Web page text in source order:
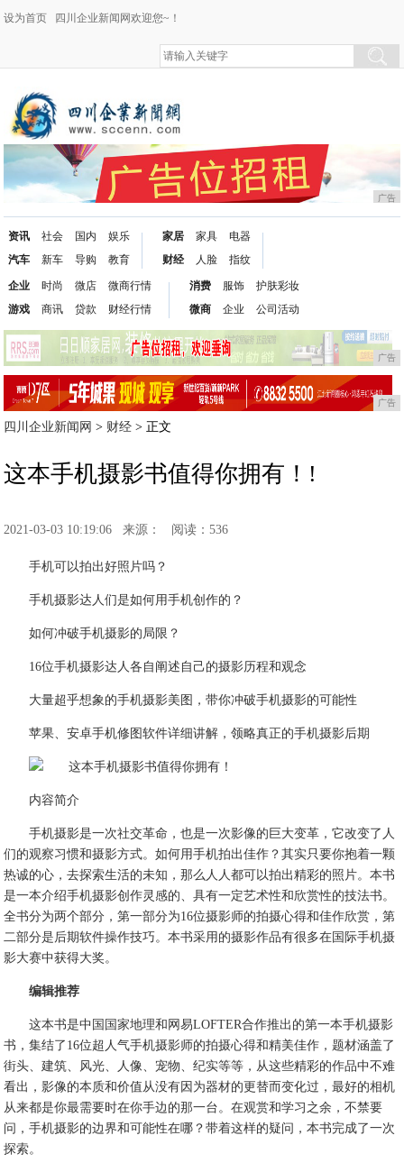
设为首页 四川企业新闻网欢迎您~！
广告
资讯
汽车
社会
新车
国内
导购
娱乐
教育
家居
财经
家具
人脸
电器
指纹
企业
游戏
时尚
商讯
微店
贷款
微商行情
财经行情
消费
微商
服饰
企业
护肤彩妆
公司活动
广告
广告
四川企业新闻网 > 财经 > 正文
这本手机摄影书值得你拥有！!
2021-03-03 10:19:06 来源： 阅读：536
手机可以拍出好照片吗？
手机摄影达人们是如何用手机创作的？
如何冲破手机摄影的局限？
16位手机摄影达人各自阐述自己的摄影历程和观念
大量超乎想象的手机摄影美图，带你冲破手机摄影的可能性
苹果、安卓手机修图软件详细讲解，领略真正的手机摄影后期
内容简介
手机摄影是一次社交革命，也是一次影像的巨大变革，它改变了人
们的观察习惯和摄影方式。如何用手机拍出佳作？其实只要你抱着一颗
热诚的心，去探索生活的未知，那么人人都可以拍出精彩的照片。本书
是一本介绍手机摄影创作灵感的、具有一定艺术性和欣赏性的技法书。
全书分为两个部分，第一部分为16位摄影师的拍摄心得和佳作欣赏，第
二部分是后期软件操作技巧。本书采用的摄影作品有很多在国际手机摄
影大赛中获得大奖。
编辑推荐
这本书是中国国家地理和网易LOFTER合作推出的第一本手机摄影
书，集结了16位超人气手机摄影师的拍摄心得和精美佳作，题材涵盖了
街头、建筑、风光、人像、宠物、纪实等等，从这些精彩的作品中不难
看出，影像的本质和价值从没有因为器材的更替而变化过，最好的相机
从来都是你最需要时在你手边的那一台。在观赏和学习之余，不禁要
问，手机摄影的边界和可能性在哪？带着这样的疑问，本书完成了一次
探索。